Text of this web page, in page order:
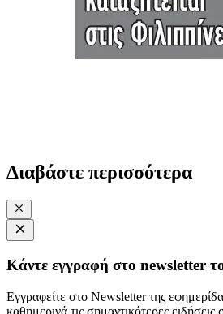
Διαβάστε περισσότερα
Κάντε εγγραφή στο newsletter
Εγγραφείτε στο Newsletter της
καθημερινά τις σημαντικότερες ειδήσεις